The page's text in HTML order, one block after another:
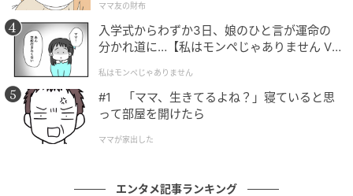
清掃訓練やエプロンづくりが延々と続くのも同じだ。
視聴者もまた、どうか医療の知識を教えてやってほし
いと思うだろう。とりわけ多江（生田絵梨花）の苛立
ちは凄まじい。
しかし、バーンズ先生は頑なに説明しない。そんな説
明不足のストレスを、作品は意図的に観る側へも流し
れ、「自分で考えなさい」と突き放される。
ママ友の財布
入学式からわずか3日、娘のひと言が運命の
分かれ道に…【私はモンペじゃありません Vo
私はモンペじゃありません
#1 「ママ、生きてるよね？」寝ていると思
って部屋を開けたら
ママが家出した
エンタメ記事ランキング